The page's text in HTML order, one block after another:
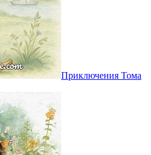
Приключения Тома